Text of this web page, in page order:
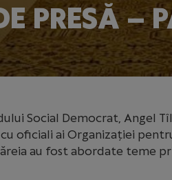
PRESĂ –
Social Democrat, Angel
oficiali ai Organizației
au fost abordate teme